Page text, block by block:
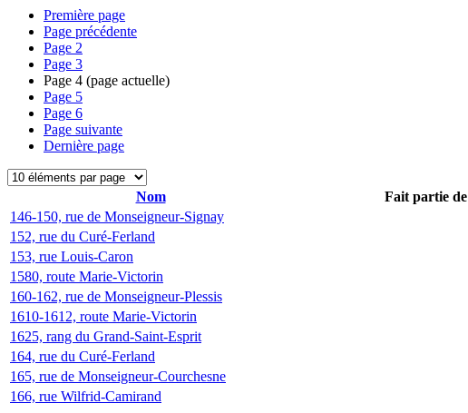
Première page
Page précédente
Page 2
Page 3
Page 4 (page actuelle)
Page 5
Page 6
Page suivante
Dernière page
Nom Fait partie de
146-150, rue de Monseigneur-Signay
152, rue du Curé-Ferland
153, rue Louis-Caron
1580, route Marie-Victorin
160-162, rue de Monseigneur-Plessis
1610-1612, route Marie-Victorin
1625, rang du Grand-Saint-Esprit
164, rue du Curé-Ferland
165, rue de Monseigneur-Courchesne
166, rue Wilfrid-Camirand